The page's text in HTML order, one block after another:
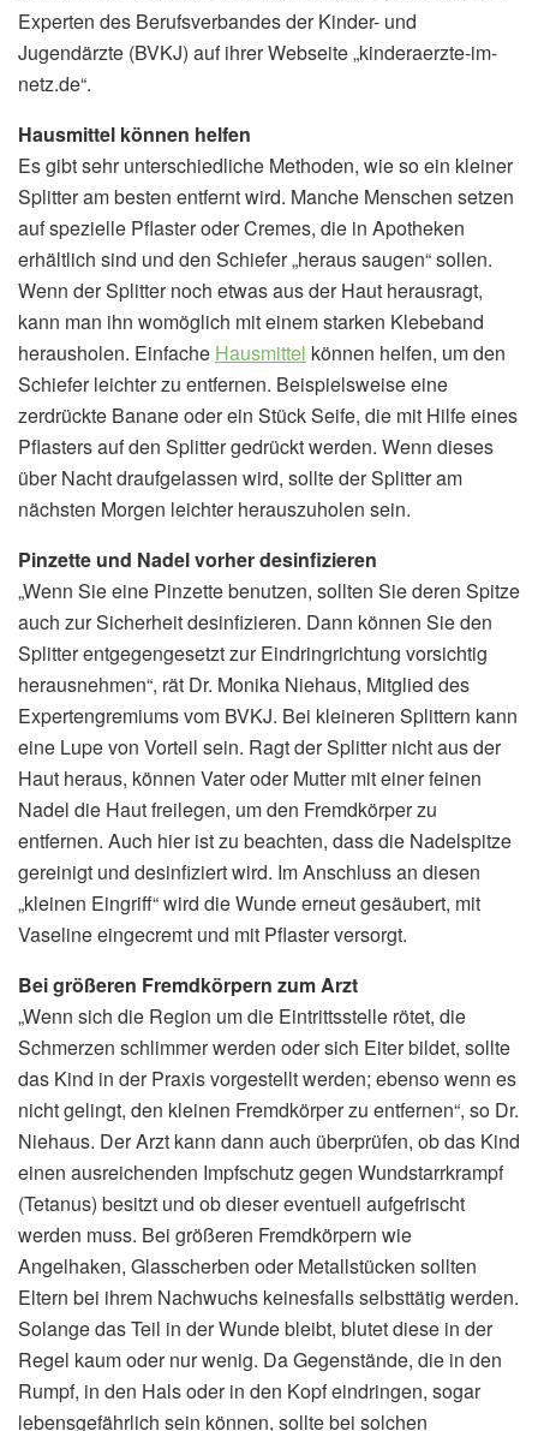
Experten des Berufsverbandes der Kinder- und
Jugendärzte (BVKJ) auf ihrer Webseite „kinderaerzte-im-
netz.de“.
Hausmittel können helfen
Es gibt sehr unterschiedliche Methoden, wie so ein kleiner
Splitter am besten entfernt wird. Manche Menschen setzen
auf spezielle Pflaster oder Cremes, die in Apotheken
erhältlich sind und den Schiefer „heraus saugen“ sollen.
Wenn der Splitter noch etwas aus der Haut herausragt,
kann man ihn womöglich mit einem starken Klebeband
herausholen. Einfache Hausmittel können helfen, um den
Schiefer leichter zu entfernen. Beispielsweise eine
zerdrückte Banane oder ein Stück Seife, die mit Hilfe eines
Pflasters auf den Splitter gedrückt werden. Wenn dieses
über Nacht draufgelassen wird, sollte der Splitter am
nächsten Morgen leichter herauszuholen sein.
Pinzette und Nadel vorher desinfizieren
„Wenn Sie eine Pinzette benutzen, sollten Sie deren Spitze
auch zur Sicherheit desinfizieren. Dann können Sie den
Splitter entgegengesetzt zur Eindringrichtung vorsichtig
herausnehmen“, rät Dr. Monika Niehaus, Mitglied des
Expertengremiums vom BVKJ. Bei kleineren Splittern kann
eine Lupe von Vorteil sein. Ragt der Splitter nicht aus der
Haut heraus, können Vater oder Mutter mit einer feinen
Nadel die Haut freilegen, um den Fremdkörper zu
entfernen. Auch hier ist zu beachten, dass die Nadelspitze
gereinigt und desinfiziert wird. Im Anschluss an diesen
„kleinen Eingriff“ wird die Wunde erneut gesäubert, mit
Vaseline eingecremt und mit Pflaster versorgt.
Bei größeren Fremdkörpern zum Arzt
„Wenn sich die Region um die Eintrittsstelle rötet, die
Schmerzen schlimmer werden oder sich Eiter bildet, sollte
das Kind in der Praxis vorgestellt werden; ebenso wenn es
nicht gelingt, den kleinen Fremdkörper zu entfernen“, so Dr.
Niehaus. Der Arzt kann dann auch überprüfen, ob das Kind
einen ausreichenden Impfschutz gegen Wundstarrkrampf
(Tetanus) besitzt und ob dieser eventuell aufgefrischt
werden muss. Bei größeren Fremdkörpern wie
Angelhaken, Glasscherben oder Metallstücken sollten
Eltern bei ihrem Nachwuchs keinesfalls selbsttätig werden.
Solange das Teil in der Wunde bleibt, blutet diese in der
Regel kaum oder nur wenig. Da Gegenstände, die in den
Rumpf, in den Hals oder in den Kopf eindringen, sogar
lebensgefährlich sein können, sollte bei solchen